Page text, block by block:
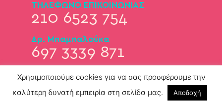
ΤΗΛΕΦΩΝΟ ΕΠΙΚΟΙΝΩΝΙΑΣ
210 6523 754
Δρ. Μπαμπαλούκα
697 3339 871
Δρ. Παπαδόπουλος
697 2604 744
Χρησιμοποιούμε cookies για να σας προσφέρουμε την
καλύτερη δυνατή εμπειρία στη σελίδα μας.
Αποδοχή